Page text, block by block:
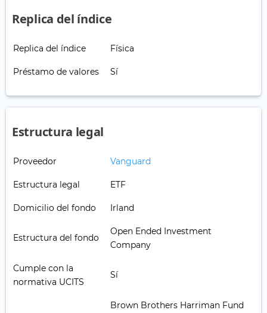
Replica del índice
Replica del índice Física
Préstamo de valores Sí
Estructura legal
Proveedor Vanguard
Estructura legal ETF
Domicilio del fondo Irland
Estructura del fondo
Open Ended Investment
Company
Cumple con la
normativa UCITS
Sí
Brown Brothers Harriman Fund